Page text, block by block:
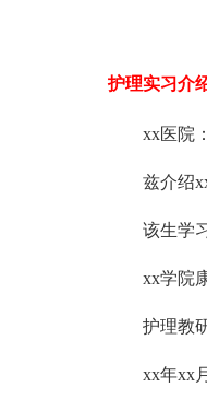
护理实习介
xx医院：
兹介绍
该生学
xx学院
护理教
xx年xx